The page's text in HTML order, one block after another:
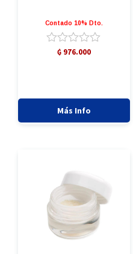
Contado 10% Dto.
Valorado
₲ 976.000
Más Info